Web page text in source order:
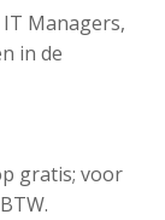
Managers,
in de
gratis; voor